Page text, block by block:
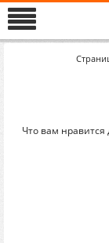
Что вам нравится